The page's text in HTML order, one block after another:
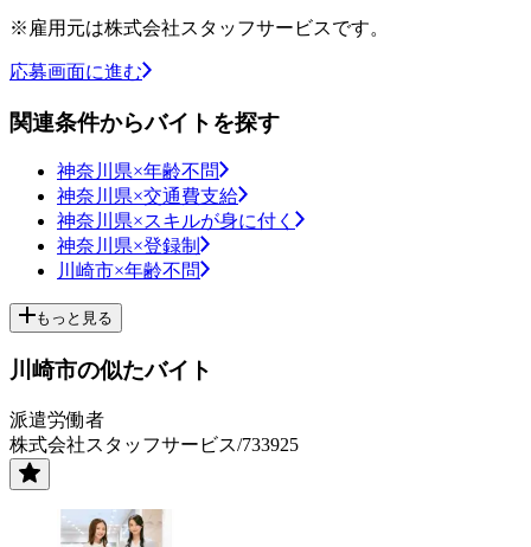
※雇用元は株式会社スタッフサービスです。
応募画面に進む
関連条件からバイトを探す
神奈川県×年齢不問
神奈川県×交通費支給
神奈川県×スキルが身に付く
神奈川県×登録制
川崎市×年齢不問
もっと見る
川崎市の似たバイト
派遣労働者
株式会社スタッフサービス/733925